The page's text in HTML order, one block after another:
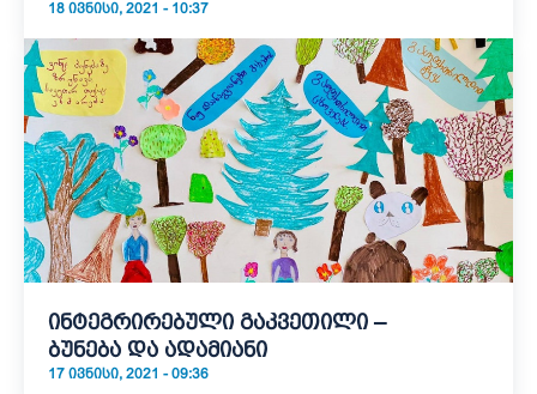
18 ᲘᲕᲜᲘᲡᲘ, 2021 - 10:37
ინტეგრირებული გაკვეთილი –
ბუნება და ადამიანი
17 ᲘᲕᲜᲘᲡᲘ, 2021 - 09:36